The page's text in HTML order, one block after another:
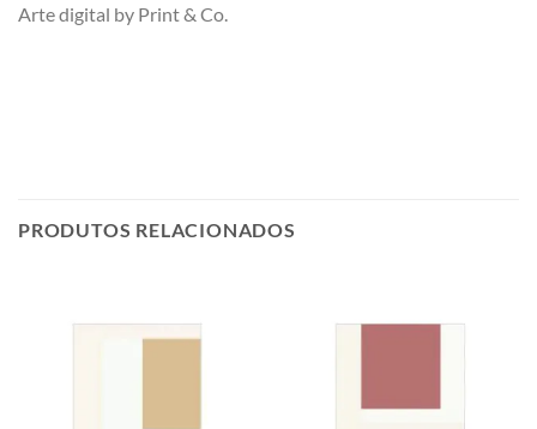
Arte digital by Print & Co.
PRODUTOS RELACIONADOS